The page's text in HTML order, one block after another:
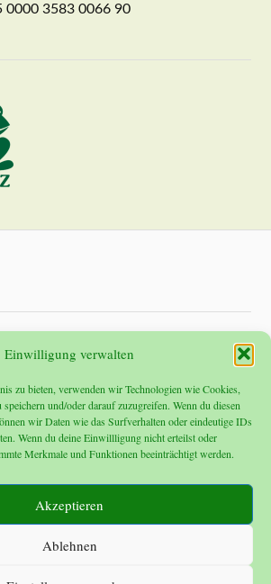
Einwilligung verwalten
zu bieten, verwenden wir Technologien wie Cookies,
und/oder darauf zuzugreifen. Wenn du diesen
wir Daten wie das Surfverhalten oder eindeutige IDs
Wenn du deine Einwillligung nicht erteilst oder
Merkmale und Funktionen beeinträchtigt werden.
Akzeptieren
Ablehnen
0000 3583 0066 90